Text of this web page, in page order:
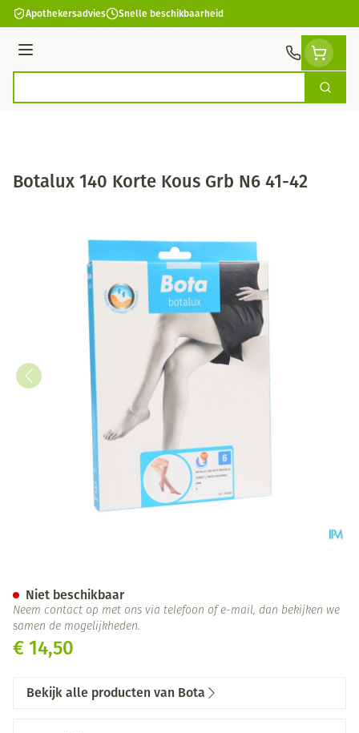
Ga naar de inhoud
Apothekersadvies Snelle beschikbaarheid
Menu
Zoek
Botalux 140 Korte Kous Grb N6 41-42
€ 14,50
Niet beschikbaar
Neem contact op met ons via telefoon of e-mail, dan bekijken we
samen de mogelijkheden.
Bekijk alle producten van Bota